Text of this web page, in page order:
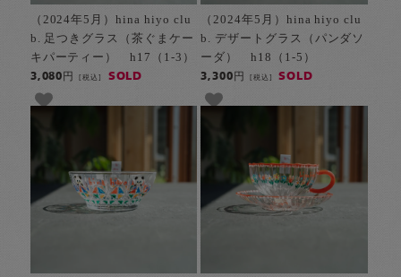
（2024年5月）hina hiyo clu
b. 足つきグラス（茶ぐまケー
キパーティー） h17（1-3）
3,080円[税込] SOLD
（2024年5月）hina hiyo clu
b. デザートグラス（パンダソ
ーダ） h18（1-5）
3,300円 [税込] SOLD